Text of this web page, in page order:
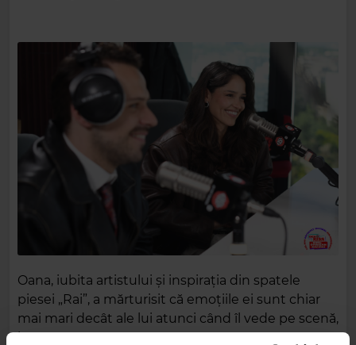
Oana, iubita artistului și inspirația din spatele
piesei „Rai”, a mărturisit că emoțiile ei sunt chiar
mai mari decât ale lui atunci când îl vede pe scenă,
la concerte.